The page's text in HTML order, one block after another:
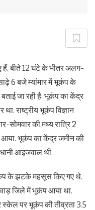
बीते 12 घंटे के भीतर अलग-
6 बजे म्यांमार में भूकंप के
जा रही है. भूकंप का केंद्र
राष्ट्रीय भूकंप विज्ञान
सोमवार की मध्य रात्रि 2
भूकंप का केंद्र जमीन की
आइजवाल थी.
के झटके महसूस किए गए थे.
जिले में भूकंप आया था.
स्केल पर भूकंप की तीव्रता 3.5